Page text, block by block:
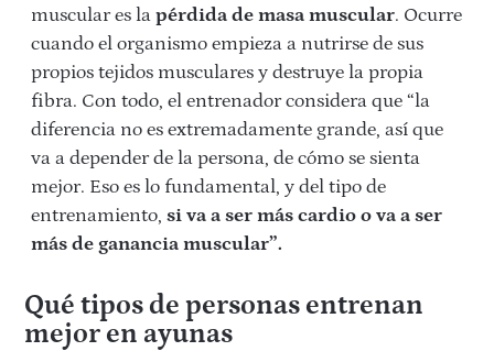
muscular es la pérdida de masa muscular. Ocurre
cuando el organismo empieza a nutrirse de sus
propios tejidos musculares y destruye la propia
fibra. Con todo, el entrenador considera que “la
diferencia no es extremadamente grande, así que
va a depender de la persona, de cómo se sienta
mejor. Eso es lo fundamental, y del tipo de
entrenamiento, si va a ser más cardio o va a ser
más de ganancia muscular”.
Qué tipos de personas entrenan
mejor en ayunas